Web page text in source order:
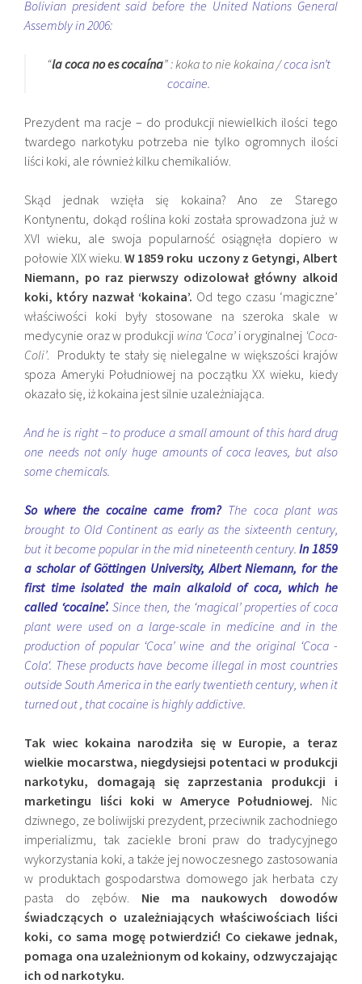
Bolivian president said before the United Nations General
Assembly in 2006:
“la coca no es cocaína” : koka to nie kokaina /coca isn’t
cocaine.
Prezydent ma racje – do produkcji niewielkich ilości tego
twardego narkotyku potrzeba nie tylko ogromnych ilości
liści koki, ale również kilku chemikaliów.
Skąd jednak wzięła się kokaina? Ano ze Starego
Kontynentu, dokąd roślina koki została sprowadzona już w
XVI wieku, ale swoja popularność osiągnęła dopiero w
połowie XIX wieku.W 1859 roku uczony z Getyngi, Albert
Niemann, po raz pierwszy odizolował główny alkoid
koki, który nazwał ‘kokaina’. Od tego czasu ‘magiczne’
właściwości koki były stosowane na szeroka skale w
medycynie oraz w produkcji wina ‘Coca’i oryginalnej ‘Coca-
Coli’. Produkty te stały się nielegalne w większości krajów
spoza Ameryki Południowej na początku XX wieku, kiedy
okazało się, iż kokaina jest silnie uzależniająca.
And he is right – to produce a small amount of this hard drug
one needs not only huge amounts of coca leaves, but also
some chemicals.
So where the cocaine came from?The coca plant was
brought to Old Continent as early as the sixteenth century,
but it become popular in the mid nineteenth century.In 1859
a scholar of Göttingen University, Albert Niemann, for the
first time isolated the main alkaloid of coca, which he
called ‘cocaine’. Since then, the ‘magical’ properties of coca
plant were used on a large-scale in medicine and in the
production of popular ‘Coca’ wine and the original ‘Coca -
Cola‘. These products have become illegal in most countries
outside South America in the early twentieth century, when it
turned out , that cocaine is highly addictive.
Tak wiec kokaina narodziła się w Europie, a teraz
wielkie mocarstwa, niegdysiejsi potentaci w produkcji
narkotyku, domagają się zaprzestania produkcji i
marketingu liści koki w Ameryce Południowej. Nic
dziwnego, ze boliwijski prezydent, przeciwnik zachodniego
imperializmu, tak zaciekle broni praw do tradycyjnego
wykorzystania koki, a także jej nowoczesnego zastosowania
w produktach gospodarstwa domowego jak herbata czy
pasta do zębów. Nie ma naukowych dowodów
świadczących o uzależniających właściwościach liści
koki, co sama mogę potwierdzić! Co ciekawe jednak,
pomaga ona uzależnionym od kokainy, odzwyczajając
ich od narkotyku.